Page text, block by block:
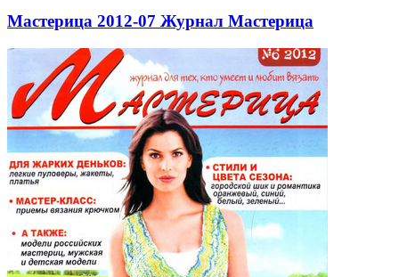
Мастерица 2012-07 Журнал Мастерица